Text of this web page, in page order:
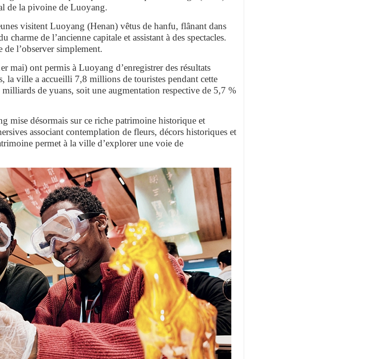
de la pivoine de Luoyang.
visitent Luoyang (Henan) vêtus de hanfu, flânant dans
de l’ancienne capitale et assistant à des spectacles.
l’observer simplement.
mai) ont permis à Luoyang d’enregistrer des résultats
la ville a accueilli 7,8 millions de touristes pendant cette
milliards de yuans, soit une augmentation respective de 5,7 %
mise désormais sur ce riche patrimoine historique et
associant contemplation de fleurs, décors historiques et
permet à la ville d’explorer une voie de